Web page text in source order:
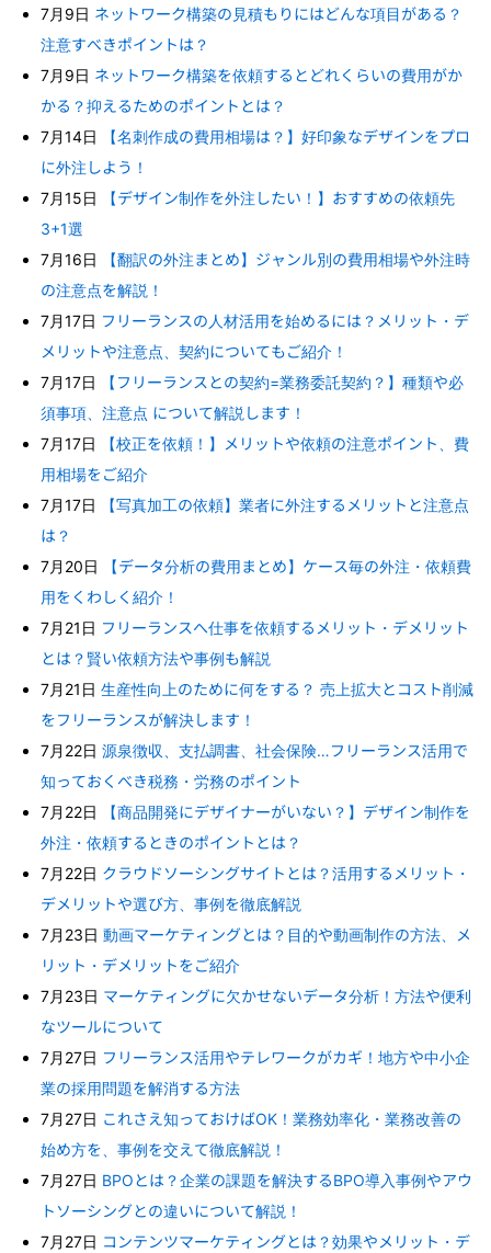
7月9日 ネットワーク構築の見積もりにはどんな項目がある？
注意すべきポイントは？
7月9日 ネットワーク構築を依頼するとどれくらいの費用がか
かる？抑えるためのポイントとは？
7月14日
【名刺作成の費用相場は？】好印象なデザインをプロ
に外注しよう！
7月15日
【デザイン制作を外注したい！】おすすめの依頼先
3+1選
7月16日
【翻訳の外注まとめ】ジャンル別の費用相場や外注時
の注意点を解説！
7月17日 フリーランスの人材活用を始めるには？メリット・デ
メリットや注意点、契約についてもご紹介！
7月17日
【フリーランスとの契約=業務委託契約？】種類や必
須事項、注意点 について解説します！
7月17日
【校正を依頼！】メリットや依頼の注意ポイント、費
用相場をご紹介
7月17日
【写真加工の依頼】業者に外注するメリットと注意点
は？
7月20日
【データ分析の費用まとめ】ケース毎の外注・依頼費
用をくわしく紹介！
7月21日 フリーランスへ仕事を依頼するメリット・デメリット
とは？賢い依頼方法や事例も解説
7月21日生産性向上のために何をする？ 売上拡大とコスト削減
をフリーランスが解決します！
7月22日源泉徴収、支払調書、社会保険…フリーランス活用で
知っておくべき税務・労務のポイント
7月22日
【商品開発にデザイナーがいない？】デザイン制作を
外注・依頼するときのポイントとは？
7月22日 クラウドソーシングサイトとは？活用するメリット・
デメリットや選び方、事例を徹底解説
7月23日動画マーケティングとは？目的や動画制作の方法、メ
リット・デメリットをご紹介
7月23日 マーケティングに欠かせないデータ分析！方法や便利
なツールについて
7月27日 フリーランス活用やテレワークがカギ！地方や中小企
業の採用問題を解消する方法
7月27日 これさえ知っておけばOK！業務効率化・業務改善の
始め方を、事例を交えて徹底解説！
7月27日 BPOとは？企業の課題を解決するBPO導入事例やアウ
トソーシングとの違いについて解説！
7月27日 コンテンツマーケティングとは？効果やメリット・デ